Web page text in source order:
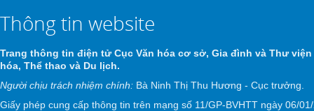
Thông tin website
Trang thông tin điện tử Cục Văn hóa cơ sở, Gia đình và Thư viện
hóa, Thể thao và Du lịch.
Người chịu trách nhiệm chính: Bà Ninh Thị Thu Hương - Cục trưởng.
Giấy phép cung cấp thông tin trên mạng số 11/GP-BVHTT ngày 06/